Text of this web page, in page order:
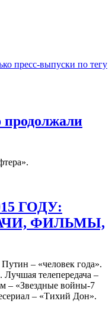
пресс-выпуски по тегу
продолжали
ГОДУ:
ФИЛЬМЫ,
– «человек года».
телепередача –
– «Звездные войны-7
– «Тихий Дон».